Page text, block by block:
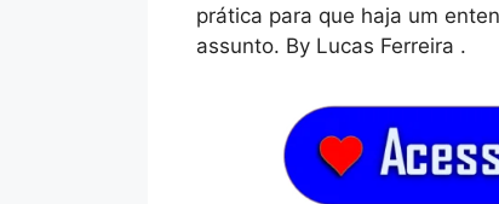
prática para que haja um
assunto. By Lucas Ferreira .